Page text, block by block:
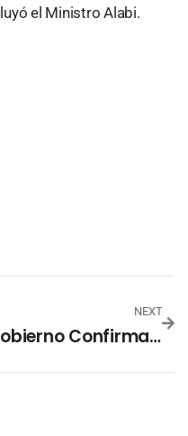
el Ministro Alabi.
NEXT
Gobierno Confirma La Llegada De Buque Con Productos Para Los Paquetes Alimentarios